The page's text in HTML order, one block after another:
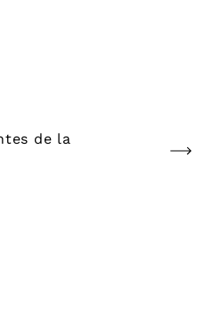
de la